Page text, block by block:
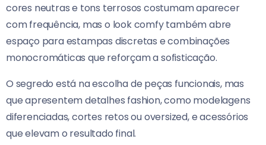
cores neutras e tons terrosos costumam aparecer
com frequência, mas o look comfy também abre
espaço para estampas discretas e combinações
monocromáticas que reforçam a sofisticação.
O segredo está na escolha de peças funcionais, mas
que apresentem detalhes fashion, como modelagens
diferenciadas, cortes retos ou oversized, e acessórios
que elevam o resultado final.